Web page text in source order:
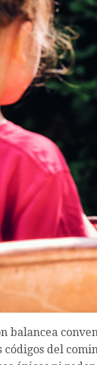
balancea
códigos del